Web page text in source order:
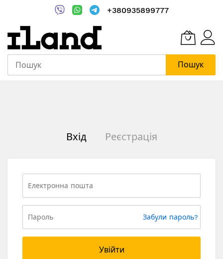
+380935899777
Пошук
Вхід Реєстрація
Забули пароль?
Увійти